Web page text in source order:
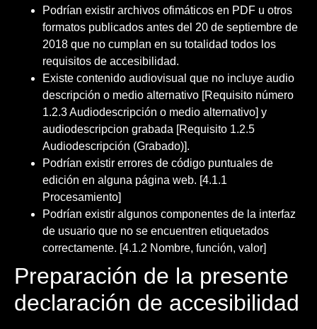
Podrían existir archivos ofimáticos en PDF u otros
formatos publicados antes del 20 de septiembre de
2018 que no cumplan en su totalidad todos los
requisitos de accesibilidad.
Existe contenido audiovisual que no incluye audio
descripción o medio alternativo [Requisito número
1.2.3 Audiodescripción o medio alternativo] y
audiodescripcion grabada [Requisito 1.2.5
Audiodescripción (Grabado)].
Podrían existir errores de código puntuales de
edición en alguna página web. [4.1.1
Procesamiento]
Podrían existir algunos componentes de la interfaz
de usuario que no se encuentren etiquetados
correctamente. [4.1.2 Nombre, función, valor]
Preparación de la presente
declaración de accesibilidad